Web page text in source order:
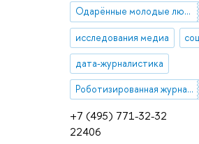
+7 (495) 771-32-32
22406
Одарённые молодые люди
исследования медиа
дата-журналистика
Роботизированная журналистика